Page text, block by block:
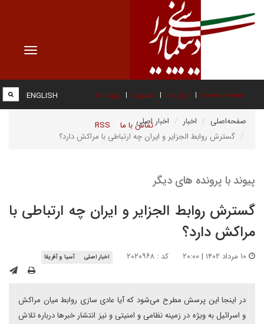
Toggle
صفحه نخست درباره ما عضویت پیوند ها
تماس با ما RSS
ENGLISH
صفحه‌اصلی اخبار
اخبار اصلی
گسترش روابط الجزایر و ایران چه ارتباطی با مراکش دارد؟
پیوند با پرونده های دیگر
گسترش روابط الجزایر و ایران چه ارتباطی با
مراکش دارد؟
کد : ۲۰۲۰۹۶۸ اخبار اصلی آسیا و آفریقا
در اینجا این پرسش مطرح می‌شود که آیا عادی سازی روابط میان مراکش
و اسرائیل به ویژه در زمینه نظامی و امنیتی و نیز انتشار خبرها درباره تلاش